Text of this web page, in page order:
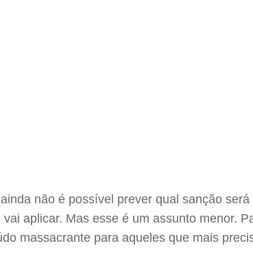
não é possível prever qual sanção será
aplicar. Mas esse é um assunto menor.
massacrante para aqueles que mais